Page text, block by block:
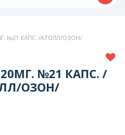
№21 КАПС. /АТОЛЛ/ОЗОН/
№21 КАПС. /
ОЗОН/